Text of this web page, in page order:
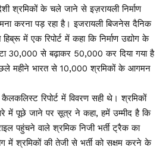
श्रमिकों के चले जाने से इज़रायली निर्माण
करना पड़ रहा है। इजरायली बिजनेस दैनिक
में एक रिपोर्ट में कहा कि निर्माण उद्योग के
30,000 से बढ़ाकर 50,000 कर दिया गया है
महीने भारत से 10,000 श्रमिकों के आगमन
रिपोर्ट में विवरण सही थे। श्रमिकों
पूछे जाने पर सूत्र ने कहा, हमें उम्मीद है कि
पहुंचने वाले श्रमिक निजी भर्ती ट्रैक का
में श्रमिकों की तेजी से भर्ती को सक्षम करने के